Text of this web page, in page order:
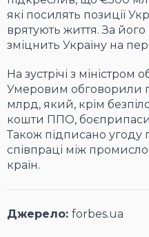
які посилять позиції
врятують життя. За
зміцнить Україну на
На зустрічі з
Умеровим обговорили
млрд, який, крім
кошти ППО,
Також підписано угоду
співпраці між
країн.
Джерело: forbes.ua